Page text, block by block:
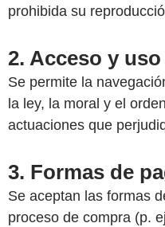
prohibida su
2. Acceso y
Se permite la
la ley, la moral y el
actuaciones que
3. Formas de
Se aceptan las formas
proceso de compra (p.